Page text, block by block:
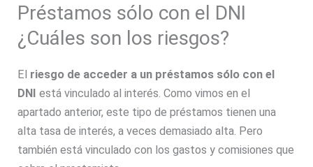
Préstamos sólo con el DNI
¿Cuáles son los riesgos?
El riesgo de acceder a un préstamos sólo con el
DNI está vinculado al interés. Como vimos en el
apartado anterior, este tipo de préstamos tienen una
alta tasa de interés, a veces demasiado alta. Pero
también está vinculado con los gastos y comisiones que